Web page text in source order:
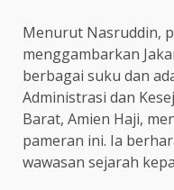
Menurut Nasruddin,
menggambarkan
berbagai suku dan
Administrasi dan
Barat, Amien Haji,
pameran ini. Ia
wawasan sejarah